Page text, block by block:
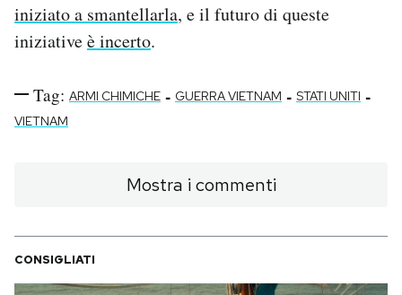
iniziato a smantellarla, e il futuro di queste
iniziativeè incerto.
Tag: ARMI CHIMICHE - GUERRA VIETNAM - STATI UNITI -
VIETNAM
Mostra i commenti
CONSIGLIATI